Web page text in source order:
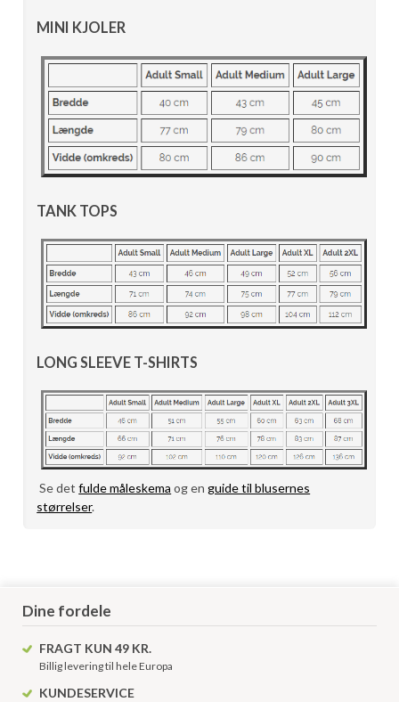
MINI KJOLER
TANK TOPS
LONG SLEEVE T-SHIRTS
Se detfulde måleskema og enguide til blusernes
størrelser.
Dine fordele
FRAGT KUN 49 KR.
Billig levering til hele Europa
KUNDESERVICE